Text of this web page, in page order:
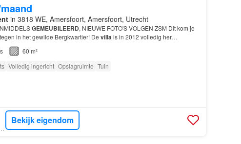
in 3818 WE, Amersfoort, Amersfoort, Utrecht
GEMEUBILEERD, NIEUWE FOTO'S VOLGEN ZSM Dit kom je
in het gewilde Bergkwartier! De villais in 2012 volledig her
heeft weer de allure die bij haar omgeving past.…
60 m²
Volledig ingericht Opslagruimte Tuin
Bekijk eigendom